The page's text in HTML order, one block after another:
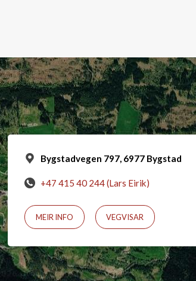
Bygstadvegen 797, 6977 Bygstad
+47 415 40 244 (Lars Eirik)
MEIR INFO VEGVISAR